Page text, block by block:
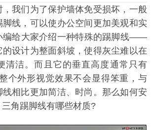
我们为了保护墙体免受损坏，一般
线，可以使办公空间更加美观和实
编给大家介绍一种特殊的踢脚线——
设计为整面斜坡，使得灰尘难以在
清洁。而且它的垂直高度通常只有
个外形视觉效果不会显得笨重，与
相比更加简洁、时尚。那么如何安
三角 踢脚线有哪些材质?